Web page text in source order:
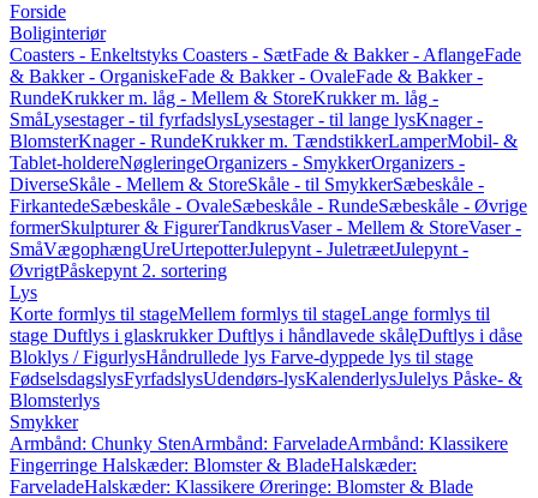
Forside
Boliginteriør
Coasters - Enkeltstyks Coasters - SætFade & Bakker - AflangeFade
& Bakker - OrganiskeFade & Bakker - OvaleFade & Bakker -
RundeKrukker m. låg - Mellem & StoreKrukker m. låg -
SmåLysestager - til fyrfadslysLysestager - til lange lysKnager -
BlomsterKnager - RundeKrukker m. TændstikkerLamperMobil- &
Tablet-holdereNøgleringeOrganizers - SmykkerOrganizers -
DiverseSkåle - Mellem & StoreSkåle - til SmykkerSæbeskåle -
FirkantedeSæbeskåle - OvaleSæbeskåle - RundeSæbeskåle - Øvrige
formerSkulpturer & FigurerTandkrusVaser - Mellem & StoreVaser -
SmåVægophængUreUrtepotterJulepynt - JuletræetJulepynt -
ØvrigtPåskepynt 2. sortering
Lys
Korte formlys til stageMellem formlys til stageLange formlys til
stage Duftlys i glaskrukkerDuftlys i håndlavede skålęDuftlys i dåse
Bloklys / FigurlysHåndrullede lys Farve-dyppede lys til stage
FødselsdagslysFyrfadslysUdendørs-lysKalenderlysJulelys Påske- &
Blomsterlys
Smykker
Armbånd: Chunky StenArmbånd: FarveladeArmbånd: Klassikere
Fingerringe Halskæder: Blomster & BladeHalskæder:
FarveladeHalskæder: Klassikere Øreringe: Blomster & Blade